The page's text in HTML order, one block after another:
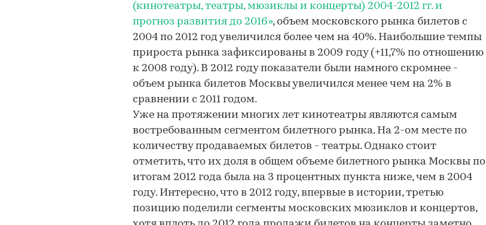
(кинотеатры, театры, мюзиклы и концерты) 2004-2012 гг. и
прогноз развития до 2016», объем московского рынка билетов с
2004 по 2012 год увеличился более чем на 40%. Наибольшие темпы
прироста рынка зафиксированы в 2009 году (+11,7% по отношению
к 2008 году). В 2012 году показатели были намного скромнее -
объем рынка билетов Москвы увеличился менее чем на 2% в
сравнении с 2011 годом.
Уже на протяжении многих лет кинотеатры являются самым
востребованным сегментом билетного рынка. На 2-ом месте по
количеству продаваемых билетов - театры. Однако стоит
отметить, что их доля в общем объеме билетного рынка Москвы по
итогам 2012 года была на 3 процентных пункта ниже, чем в 2004
году. Интересно, что в 2012 году, впервые в истории, третью
позицию поделили сегменты московских мюзиклов и концертов,